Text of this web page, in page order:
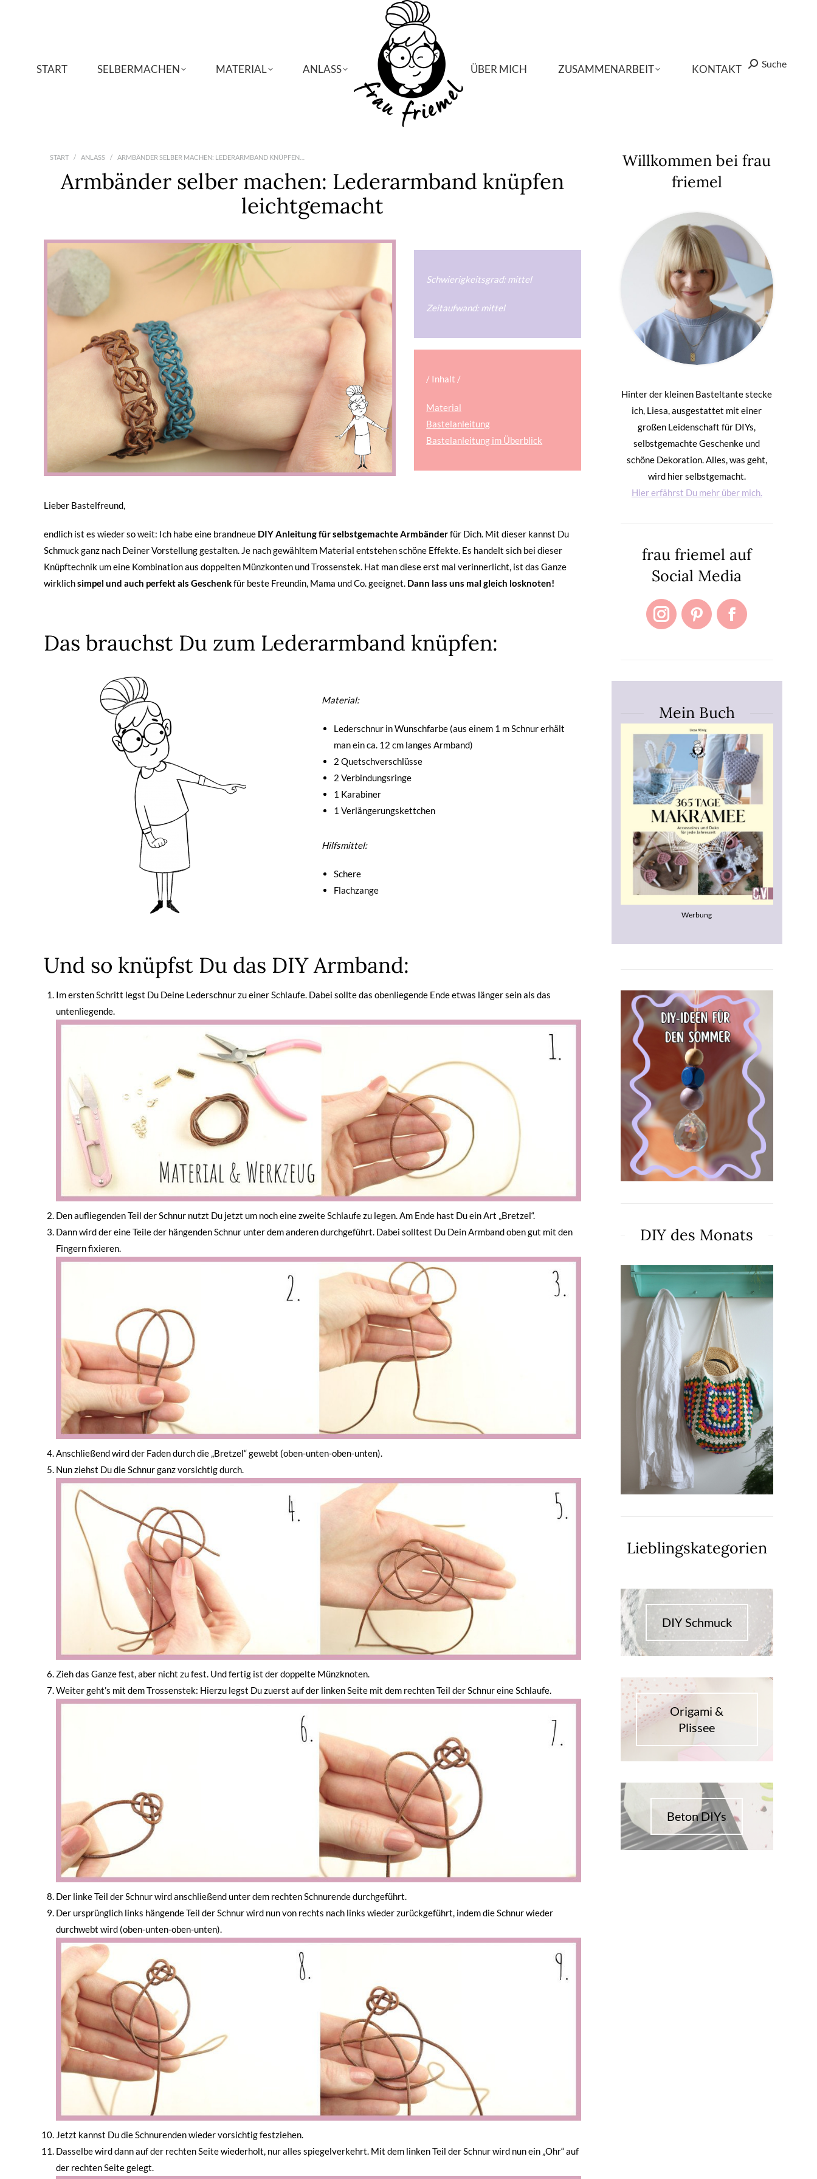
START SELBERMACHEN MATERIAL ANLASS ÜBER MICH ZUSAMMENARBEIT KONTAKT Search:
Suche
Sie befinden sich hier:
START ANLASS ARMBÄNDER SELBER MACHEN: LEDERARMBAND KNÜPFEN…
Armbänder selber machen: Lederarmband knüpfen
leichtgemacht
Schwierigkeitsgrad: mittel
Zeitaufwand: mittel
/ Inhalt /
Material
Bastelanleitung
Bastelanleitung im Überblick
Lieber Bastelfreund,
endlich ist es wieder so weit: Ich habe eine brandneue DIY Anleitung für selbstgemachte Armbänderfür Dich. Mit dieser kannst Du
Schmuck ganz nach Deiner Vorstellung gestalten. Je nach gewähltem Material entstehen schöne Effekte. Es handelt sich bei dieser
Knüpftechnik um eine Kombination aus doppelten Münzkonten und Trossenstek. Hat man diese erst mal verinnerlicht, ist das Ganze
wirklichsimpel und auch perfekt als Geschenkfür beste Freundin, Mama und Co. geeignet. Dann lass uns mal gleich losknoten!
Das brauchst Du zum Lederarmband knüpfen:
Material:
Lederschnur in Wunschfarbe (aus einem 1 m Schnur erhält
man ein ca. 12 cm langes Armband)
2 Quetschverschlüsse
2 Verbindungsringe
1 Karabiner
1 Verlängerungskettchen
Hilfsmittel:
Schere
Flachzange
Und so knüpfst Du das DIY Armband:
Im ersten Schritt legst Du Deine Lederschnur zu einer Schlaufe. Dabei sollte das obenliegende Ende etwas länger sein als das
untenliegende.
Den aufliegenden Teil der Schnur nutzt Du jetzt um noch eine zweite Schlaufe zu legen. Am Ende hast Du ein Art „Bretzel“.
Dann wird der eine Teile der hängenden Schnur unter dem anderen durchgeführt. Dabei solltest Du Dein Armband oben gut mit den
Fingern fixieren.
Anschließend wird der Faden durch die „Bretzel“ gewebt (oben-unten-oben-unten).
Nun ziehst Du die Schnur ganz vorsichtig durch.
Zieh das Ganze fest, aber nicht zu fest. Und fertig ist der doppelte Münzknoten.
Weiter geht’s mit dem Trossenstek: Hierzu legst Du zuerst auf der linken Seite mit dem rechten Teil der Schnur eine Schlaufe.
Der linke Teil der Schnur wird anschließend unter dem rechten Schnurende durchgeführt.
Der ursprünglich links hängende Teil der Schnur wird nun von rechts nach links wieder zurückgeführt, indem die Schnur wieder
durchwebt wird (oben-unten-oben-unten).
Jetzt kannst Du die Schnurenden wieder vorsichtig festziehen.
Dasselbe wird dann auf der rechten Seite wiederholt, nur alles spiegelverkehrt. Mit dem linken Teil der Schnur wird nun ein „Ohr“ auf
der rechten Seite gelegt.
Willkommen bei frau
friemel
Hinter der kleinen Basteltante stecke
ich, Liesa, ausgestattet mit einer
großen Leidenschaft für DIYs,
selbstgemachte Geschenke und
schöne Dekoration. Alles, was geht,
wird hier selbstgemacht.
Hier erfährst Du mehr über mich.
frau friemel auf
Social Media
Instagram
PinterestFacebook
Mein Buch
Werbung
DIY des Monats
Lieblingskategorien
DIY Schmuck
Origami &
Plissee
Beton DIYs
START SELBERMACHEN MATERIAL ANLASS ÜBER MICH ZUSAMMENARBEIT KONTAKT Search:
Suche